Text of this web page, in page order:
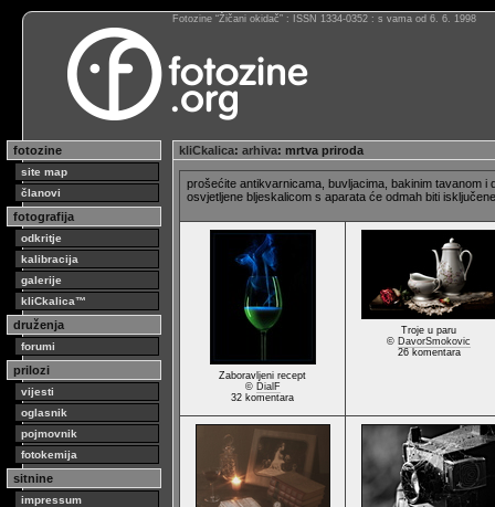
Fotozine “Žičani okidač” : ISSN 1334-0352 : s vama od 6. 6. 1998
fotozine
site map
članovi
fotografija
odkritje
kalibracija
galerije
kliCkalica™
druženja
forumi
prilozi
vijesti
oglasnik
pojmovnik
fotokemija
sitnine
impressum
kliCkalica: arhiva: mrtva priroda
prošećite antikvarnicama, buvljacima, bakinim tavanom
osvjetljene bljeskalicom s aparata će odmah biti
Zaboravljeni recept
© DialF
32 komentara
Troje u paru
© DavorSmokovic
26 komentara